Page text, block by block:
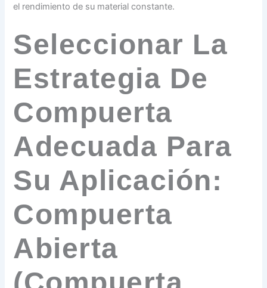
el rendimiento de su material constante.
Seleccionar La
Estrategia De
Compuerta
Adecuada Para
Su Aplicación:
Compuerta
Abierta